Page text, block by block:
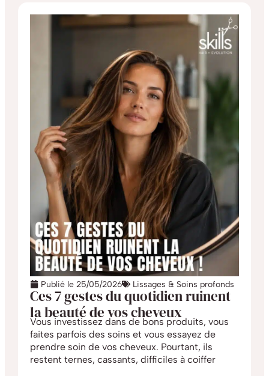
Publié le 25/05/2026 Lissages & Soins profonds
Ces 7 gestes du quotidien ruinent
la beauté de vos cheveux
Vous investissez dans de bons produits, vous
faites parfois des soins et vous essayez de
prendre soin de vos cheveux. Pourtant, ils
restent ternes, cassants, difficiles à coiffer